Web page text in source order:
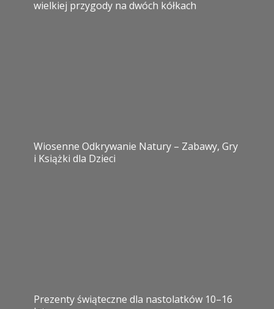
wielkiej przygody na dwóch kółkach
Wiosenne Odkrywanie Natury – Zabawy, Gry
i Książki dla Dzieci
Prezenty świąteczne dla nastolatków 10–16